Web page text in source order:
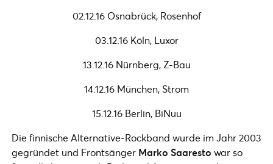
02.12.16 Osnabrück, Rosenhof
03.12.16 Köln, Luxor
13.12.16 Nürnberg, Z-Bau
14.12.16 München, Strom
15.12.16 Berlin, BiNuu
Die finnische Alternative-Rockband wurde im Jahr 2003
gegründet und Frontsänger Marko Saaresto war so